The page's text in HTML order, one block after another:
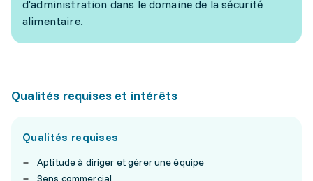
d'administration dans le domaine de la sécurité
alimentaire.
Qualités requises et intérêts
Qualités requises
Aptitude à diriger et gérer une équipe
Sens commercial